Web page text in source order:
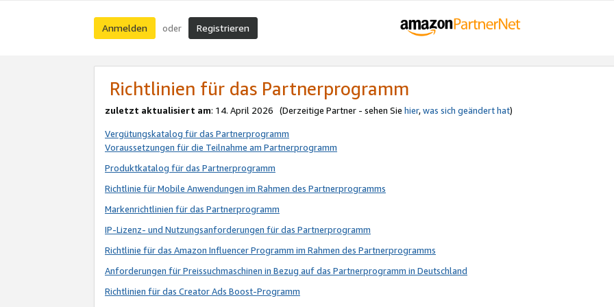
Anmelden oder Registrieren
Richtlinien für das Partnerprogramm
zuletzt aktualisiert am: 14. April 2026 (Derzeitige Partner - sehen Sie hier,was sich geändert hat)
Vergütungskatalog für das Partnerprogramm
Voraussetzungen für die Teilnahme am Partnerprogramm
Produktkatalog für das Partnerprogramm
Richtlinie für Mobile Anwendungen im Rahmen des Partnerprogramms
Markenrichtlinien für das Partnerprogramm
IP-Lizenz- und Nutzungsanforderungen für das Partnerprogramm
Richtlinie für das Amazon Influencer Programm im Rahmen des Partnerprogramms
Anforderungen für Preissuchmaschinen in Bezug auf das Partnerprogramm in Deutschland
Richtlinien für das Creator Ads Boost-Programm